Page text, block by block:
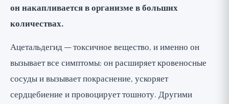
он накапливается в организме в больших
количествах.
Ацетальдегид — токсичное вещество, и именно он
вызывает все симптомы: он расширяет кровеносные
сосуды и вызывает покраснение, ускоряет
сердцебиение и провоцирует тошноту. Другими